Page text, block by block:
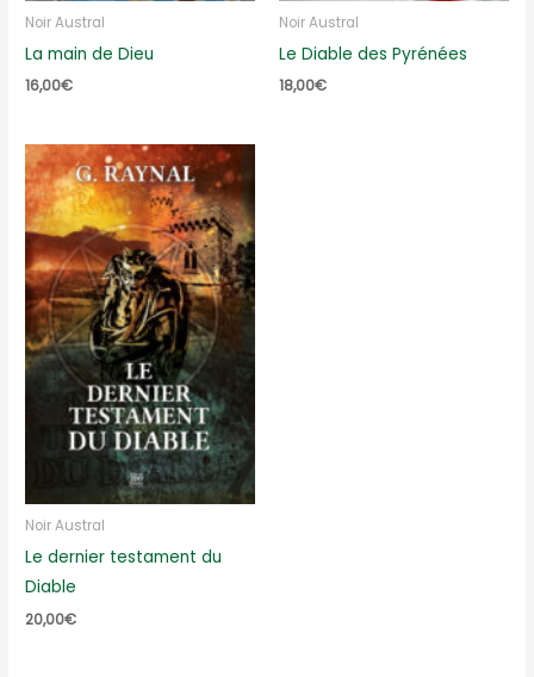
Noir Austral
La main de Dieu
16,00€
Noir Austral
Le Diable des Pyrénées
18,00€
Noir Austral
Le dernier testament du
Diable
20,00€